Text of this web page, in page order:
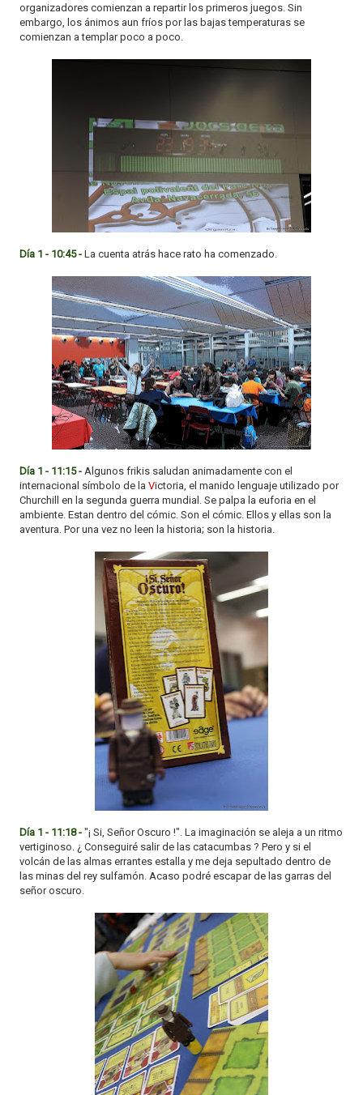
organizadores comienzan a repartir los primeros juegos. Sin
embargo, los ánimos aun fríos por las bajas temperaturas se
comienzan a templar poco a poco.
Día 1 - 10:45 - La cuenta atrás hace rato ha comenzado.
Día 1 - 11:15 - Algunos frikis saludan animadamente con el
internacional símbolo de la Victoria, el manido lenguaje utilizado por
Churchill en la segunda guerra mundial. Se palpa la euforia en el
ambiente. Estan dentro del cómic. Son el cómic. Ellos y ellas son la
aventura. Por una vez no leen la historia; son la historia.
Día 1 - 11:18 - "¡ Si, Señor Oscuro !". La imaginación se aleja a un ritmo
vertiginoso. ¿ Conseguiré salir de las catacumbas ? Pero y si el
volcán de las almas errantes estalla y me deja sepultado dentro de
las minas del rey sulfamón. Acaso podré escapar de las garras del
señor oscuro.